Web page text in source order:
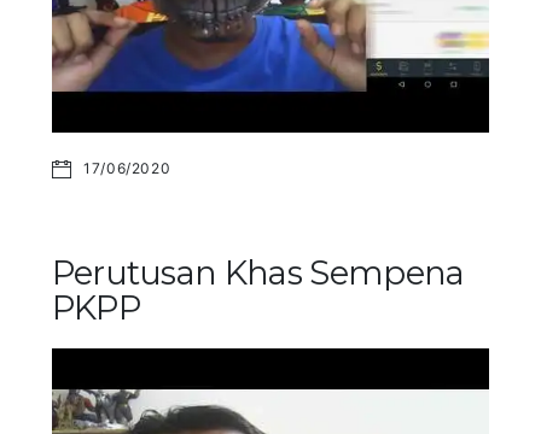
17/06/2020
Perutusan Khas Sempena
PKPP